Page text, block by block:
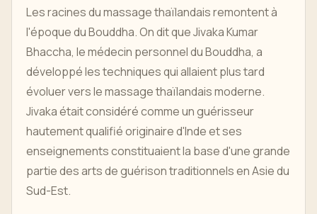
Les racines du massage thaïlandais remontent à
l'époque du Bouddha. On dit que Jivaka Kumar
Bhaccha, le médecin personnel du Bouddha, a
développé les techniques qui allaient plus tard
évoluer vers le massage thaïlandais moderne.
Jivaka était considéré comme un guérisseur
hautement qualifié originaire d'Inde et ses
enseignements constituaient la base d'une grande
partie des arts de guérison traditionnels en Asie du
Sud-Est.